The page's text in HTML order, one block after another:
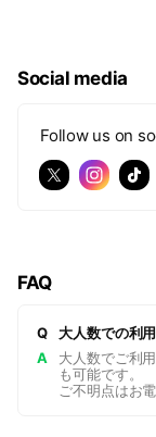
Social media
Follow us on
FAQ
Q
大人数での利
A
大人数でご利
も可能です。
ご不明点はお